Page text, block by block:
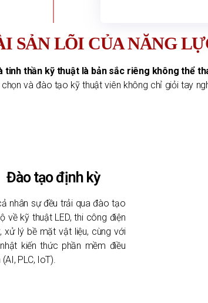
SẢN LÕI CỦA NĂNG
tinh thần kỹ thuật là bản sắc riêng không thể
và đào tạo kỹ thuật viên không chỉ giỏi tay
Đào tạo định kỳ
nhân sự đều trải qua đào tạo
về kỹ thuật LED, thi công điện
xử lý bề mặt vật liệu, cùng với
kiến thức phần mềm điều
(AI, PLC, IoT).